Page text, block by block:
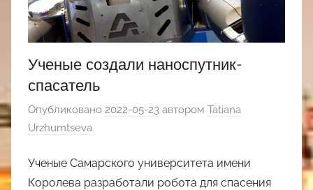
Ученые создали наноспутник-
спасатель
Опубликовано 2022-05-23 автором Tatiana
Urzhumtseva
Ученые Самарского университета имени
Королева разработали робота для спасения